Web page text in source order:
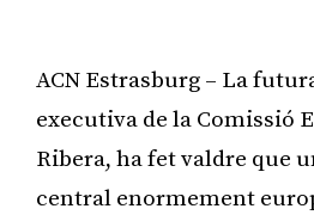
ACN Estrasburg – La
executiva de la Comissió
Ribera, ha fet valdre que
central enormement